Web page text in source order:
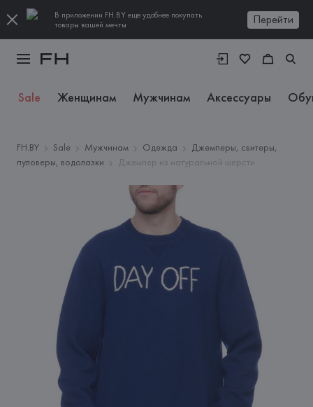
В приложении FH.BY еще удобнее покупать
товары вашей мечты
Перейти
Sale Женщинам Мужчинам Аксессуары
FH.BY Sale Мужчинам Одежда
Джемперы, свитеры,
пуловеры, водолазки
Джемпер из натуральной шерсти